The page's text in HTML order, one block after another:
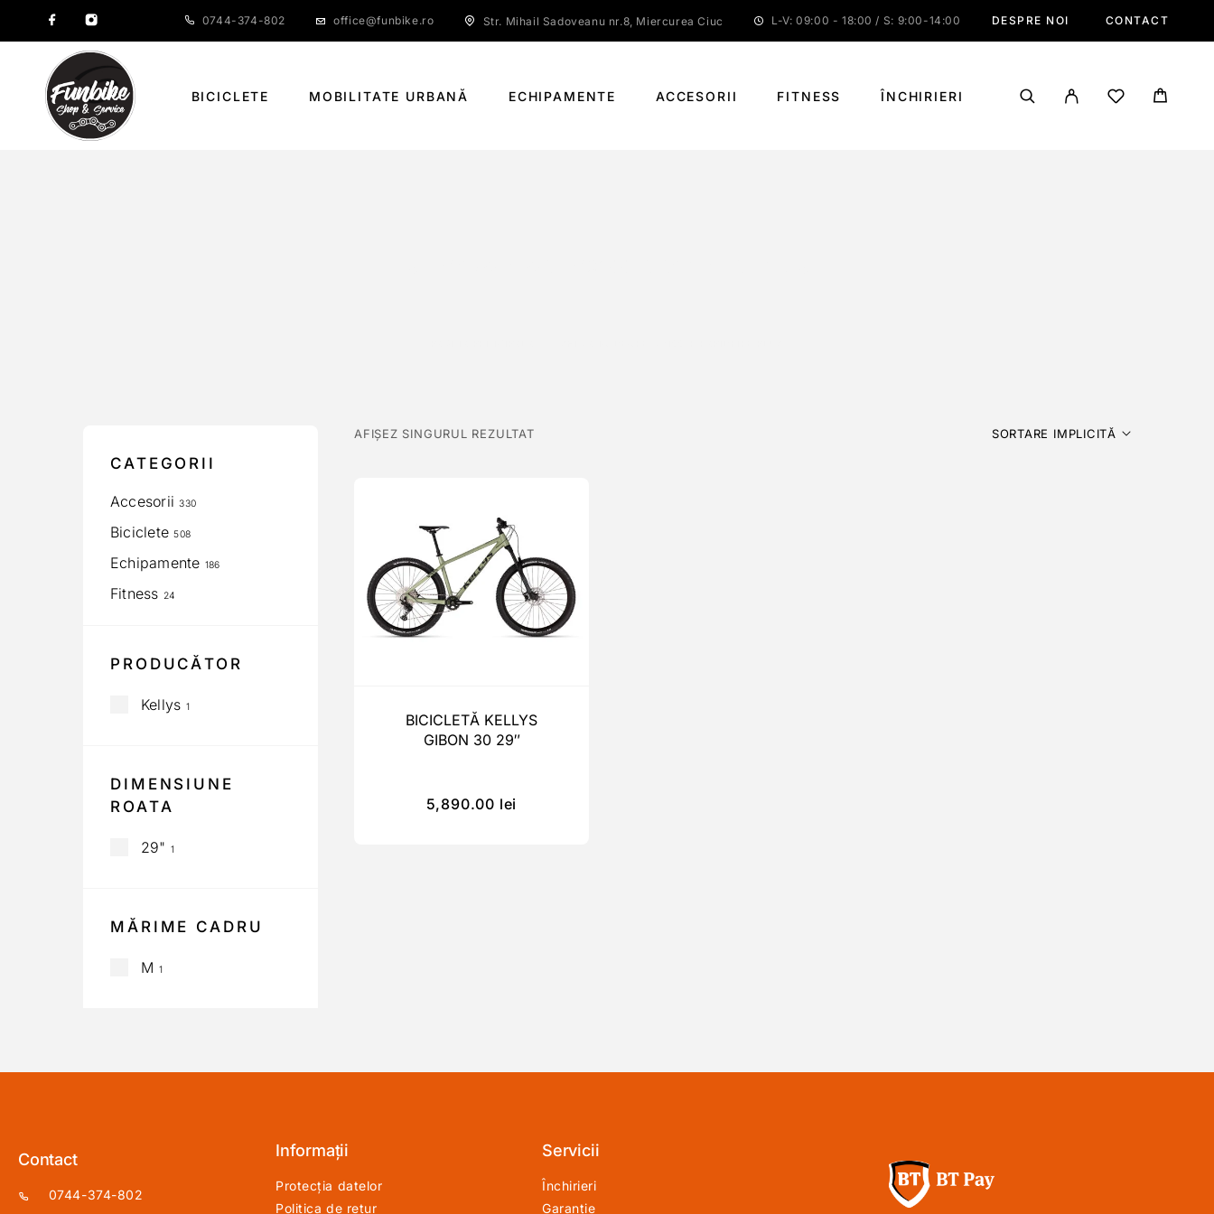
0744-374-802 office@funbike.ro Str. Mihail Sadoveanu nr.8, Miercurea Ciuc L-V: 09:00 - 18:00 / S: 9:00-14:00 DESPRE NOI CONTACT
BICICLETE MOBILITATE URBANĂ ECHIPAMENTE ACCESORII FITNESS ÎNCHIRIERI
CATEGORII
Accesorii 330
Biciclete 508
Echipamente 186
Fitness 24
PRODUCĂTOR
Kellys 1
DIMENSIUNE
ROATA
29" 1
MĂRIME CADRU
M 1
AFIȘEZ SINGURUL REZULTAT SORTARE IMPLICITĂ
BICICLETĂ KELLYS
GIBON 30 29″
5,890.00 lei
Contact
0744-374-802
Informații
Protecția datelor
Politica de retur
Servicii
Închirieri
Garanție